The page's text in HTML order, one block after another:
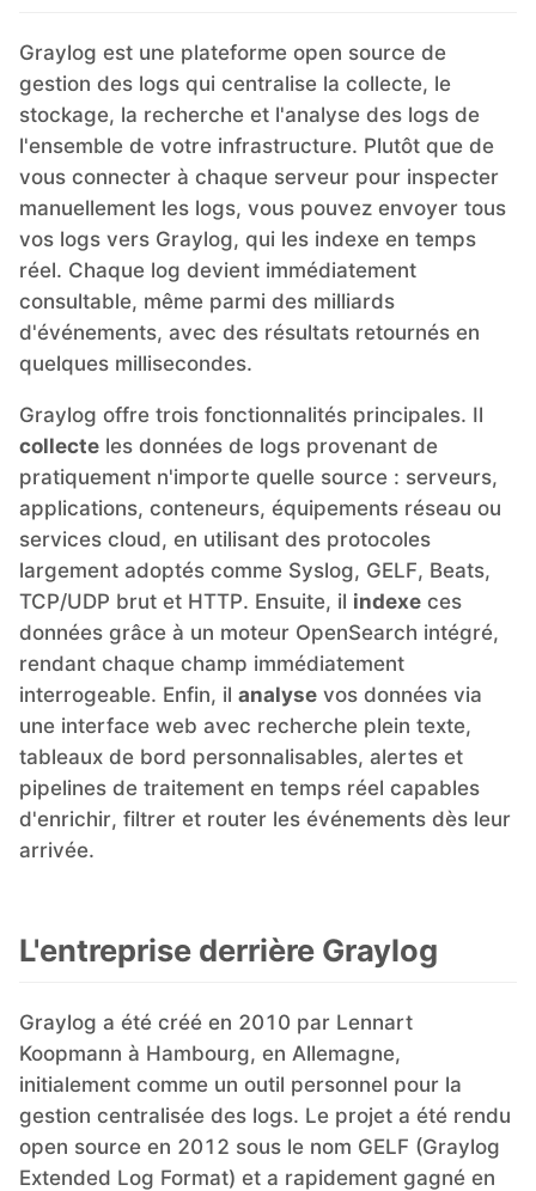
InfluxDB
Kafka
Keycloak
Kubernetes Control Plane
MariaDB
Matomo
Mattermost
Meilisearch
Memcached
Mercure-Hub
MySQL
Nextcloud
Graylog est une plateforme open source de
gestion des logs qui centralise la collecte, le
stockage, la recherche et l'analyse des logs de
l'ensemble de votre infrastructure. Plutôt que de
vous connecter à chaque serveur pour inspecter
manuellement les logs, vous pouvez envoyer tous
vos logs vers Graylog, qui les indexe en temps
réel. Chaque log devient immédiatement
consultable, même parmi des milliards
d'événements, avec des résultats retournés en
quelques millisecondes.
Graylog offre trois fonctionnalités principales. Il
collecte les données de logs provenant de
pratiquement n'importe quelle source : serveurs,
applications, conteneurs, équipements réseau ou
services cloud, en utilisant des protocoles
largement adoptés comme Syslog, GELF, Beats,
TCP/UDP brut et HTTP. Ensuite, il indexe ces
données grâce à un moteur OpenSearch intégré,
rendant chaque champ immédiatement
interrogeable. Enfin, il analyse vos données via
une interface web avec recherche plein texte,
tableaux de bord personnalisables, alertes et
pipelines de traitement en temps réel capables
d'enrichir, filtrer et router les événements dès leur
arrivée.
L'entreprise derrière Graylog
Graylog a été créé en 2010 par Lennart
Koopmann à Hambourg, en Allemagne,
initialement comme un outil personnel pour la
gestion centralisée des logs. Le projet a été rendu
open source en 2012 sous le nom GELF (Graylog
Extended Log Format) et a rapidement gagné en